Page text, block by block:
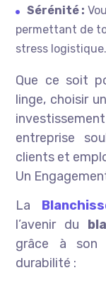
Sérénité :
permettant de
stress logistique.
Que ce soit
linge, choisir
entreprise
clients et
Un
La
l’avenir du
grâce à son
durabilité :